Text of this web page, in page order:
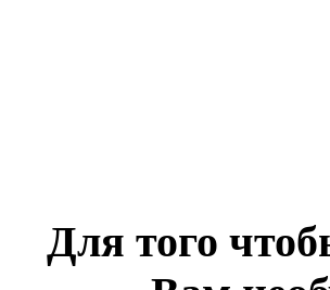
Для того